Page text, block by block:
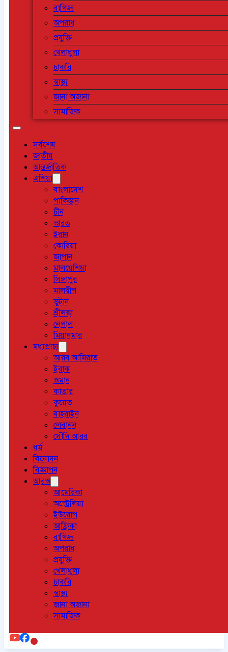
বাণিজ্য
অপরাধ
প্রযুক্তি
খেলাধুলা
চাকরি
স্বাস্থ্য
জানা অজানা
সামাজিক
সর্বশেষ
জাতীয়
আন্তর্জাতিক
এশিয়া
বাংলাদেশ
পাকিস্তান
চীন
ভারত
ইরান
কোরিয়া
জাপান
মালয়েশিয়া
সিঙ্গাপুর
মালদ্বীপ
ভুটান
শ্রীলঙ্কা
নেপাল
মিয়ানমার
মধ্যপ্রাচ্য
আরব আমিরাত
ইরাক
ওমান
কাতার
কুয়েত
বাহরাইন
লেবানন
সৌদি আরব
ধর্ম
বিনোদন
বিজ্ঞাপন
আরও
আমেরিকা
অস্ট্রেলিয়া
ইউরোপ
আফ্রিকা
বাণিজ্য
অপরাধ
প্রযুক্তি
খেলাধুলা
চাকরি
স্বাস্থ্য
জানা অজানা
সামাজিক